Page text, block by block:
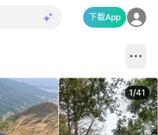
下載App
1/41